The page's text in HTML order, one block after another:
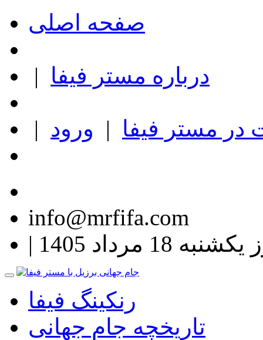
صفحه اصلی
| درباره مستر فیفا
| مستر فیفا | ورود
info@mrfifa.com
18 مرداد 1405
رنکینگ فیفا
تاریخچه جام جهانی